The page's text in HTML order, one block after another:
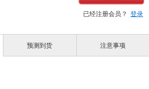
1点/组 售罄
1点/组 有库存
已经注册会员？ 登录
预测到货 注意事项